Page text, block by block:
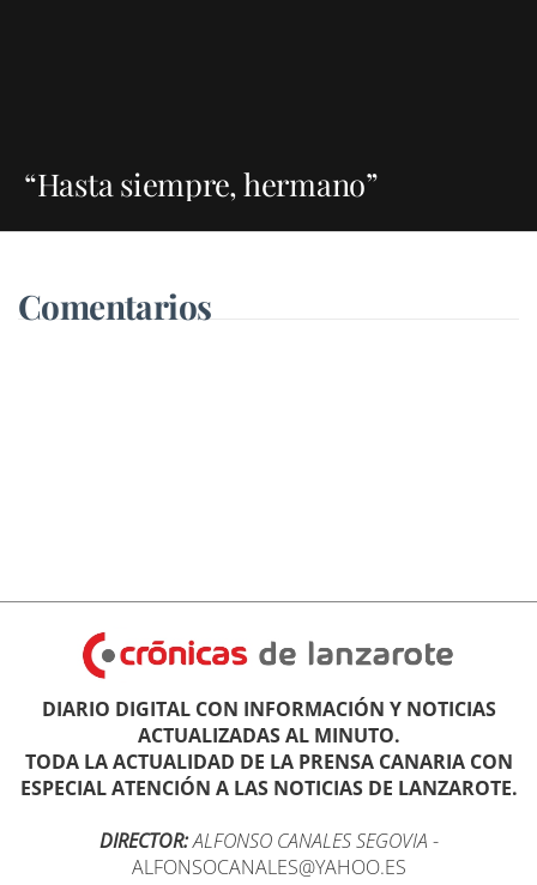
“Hasta siempre, hermano”
Comentarios
DIARIO DIGITAL CON INFORMACIÓN Y NOTICIAS
ACTUALIZADAS AL MINUTO.
TODA LA ACTUALIDAD DE LA PRENSA CANARIA CON
ESPECIAL ATENCIÓN A LAS NOTICIAS DE LANZAROTE.
DIRECTOR:ALFONSO CANALES SEGOVIA -
ALFONSOCANALES@YAHOO.ES